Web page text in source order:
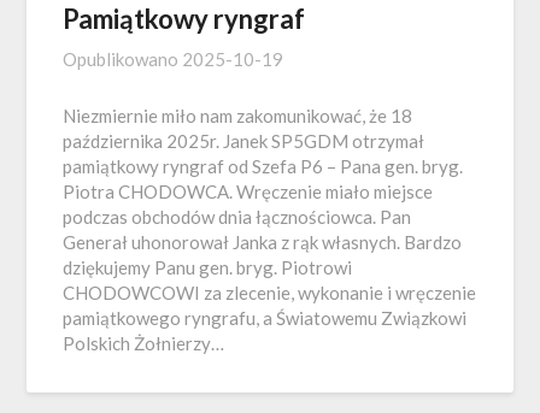
Pamiątkowy ryngraf
Opublikowano 2025-10-19
Niezmiernie miło nam zakomunikować, że 18
października 2025r. Janek SP5GDM otrzymał
pamiątkowy ryngraf od Szefa P6 – Pana gen. bryg.
Piotra CHODOWCA. Wręczenie miało miejsce
podczas obchodów dnia łącznościowca. Pan
Generał uhonorował Janka z rąk własnych. Bardzo
dziękujemy Panu gen. bryg. Piotrowi
CHODOWCOWI za zlecenie, wykonanie i wręczenie
pamiątkowego ryngrafu, a Światowemu Związkowi
Polskich Żołnierzy…